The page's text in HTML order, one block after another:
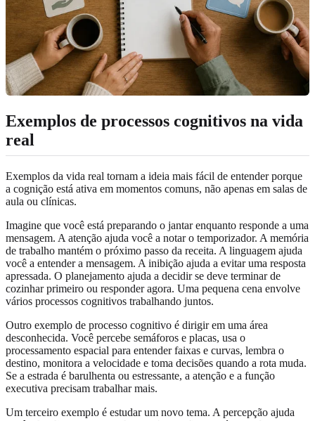
Exemplos de processos cognitivos na vida
real
Exemplos da vida real tornam a ideia mais fácil de entender porque
a cognição está ativa em momentos comuns, não apenas em salas de
aula ou clínicas.
Imagine que você está preparando o jantar enquanto responde a uma
mensagem. A atenção ajuda você a notar o temporizador. A memória
de trabalho mantém o próximo passo da receita. A linguagem ajuda
você a entender a mensagem. A inibição ajuda a evitar uma resposta
apressada. O planejamento ajuda a decidir se deve terminar de
cozinhar primeiro ou responder agora. Uma pequena cena envolve
vários processos cognitivos trabalhando juntos.
Outro exemplo de processo cognitivo é dirigir em uma área
desconhecida. Você percebe semáforos e placas, usa o
processamento espacial para entender faixas e curvas, lembra o
destino, monitora a velocidade e toma decisões quando a rota muda.
Se a estrada é barulhenta ou estressante, a atenção e a função
executiva precisam trabalhar mais.
Um terceiro exemplo é estudar um novo tema. A percepção ajuda